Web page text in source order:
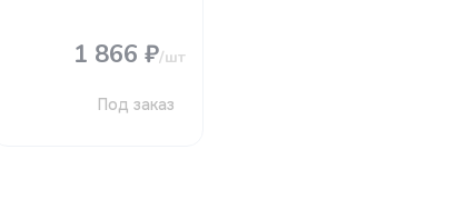
1 866 ₽/шт
Под заказ